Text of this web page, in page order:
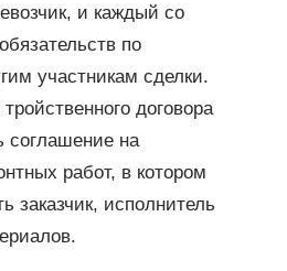
и каждый со
по
участникам сделки.
договора
соглашение на
работ, в котором
заказчик, исполнитель